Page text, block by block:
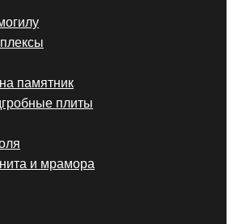
памятник
плиты
и мрамора